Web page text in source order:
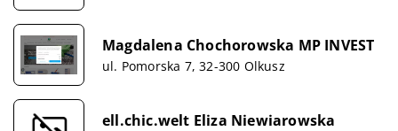
Magdalena Chochorowska MP INVEST
ul. Pomorska 7, 32-300 Olkusz
ell.chic.welt Eliza Niewiarowska